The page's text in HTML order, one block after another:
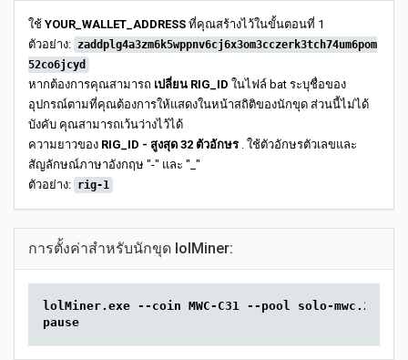
ใช้ YOUR_WALLET_ADDRESS ที่คุณสร้างไว้ในขั้นตอนที่ 1
ตัวอย่าง: zaddplg4a3zm6k5wppnv6cj6x3om3cczerk3tch74um6pom
52co6jcyd
หากต้องการคุณสามารถ เปลี่ยน RIG_ID ในไฟล์ bat ระบุชื่อของ
อุปกรณ์ตามที่คุณต้องการให้แสดงในหน้าสถิติของนักขุด ส่วนนี้ไม่ได้
บังคับ คุณสามารถเว้นว่างไว้ได้
ความยาวของ RIG_ID - สูงสุด 32 ตัวอักษร . ใช้ตัวอักษรตัวเลขและ
สัญลักษณ์ภาษาอังกฤษ "-" และ "_"
ตัวอย่าง: rig-1
การตั้งค่าสำหรับนักขุด lolMiner:
lolMiner.exe --coin MWC-C31 --pool solo-
pause